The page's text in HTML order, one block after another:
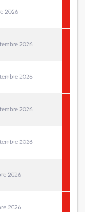
2026
2026
2026
2026
2026
2026
2026